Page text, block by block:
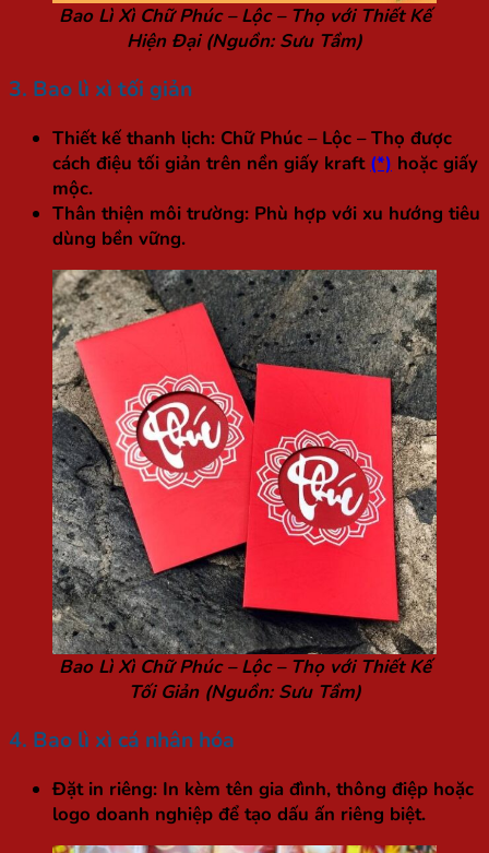
Bao Lì Xì Chữ Phúc – Lộc – Thọ với Thiết Kế
Hiện Đại (Nguồn: Sưu Tầm)
3. Bao lì xì tối giản
Thiết kế thanh lịch: Chữ Phúc – Lộc – Thọ được
cách điệu tối giản trên nền giấy kraft (*) hoặc giấy
mộc.
Thân thiện môi trường: Phù hợp với xu hướng tiêu
dùng bền vững.
Bao Lì Xì Chữ Phúc – Lộc – Thọ với Thiết Kế
Tối Giản (Nguồn: Sưu Tầm)
4. Bao lì xì cá nhân hóa
Đặt in riêng: In kèm tên gia đình, thông điệp hoặc
logo doanh nghiệp để tạo dấu ấn riêng biệt.